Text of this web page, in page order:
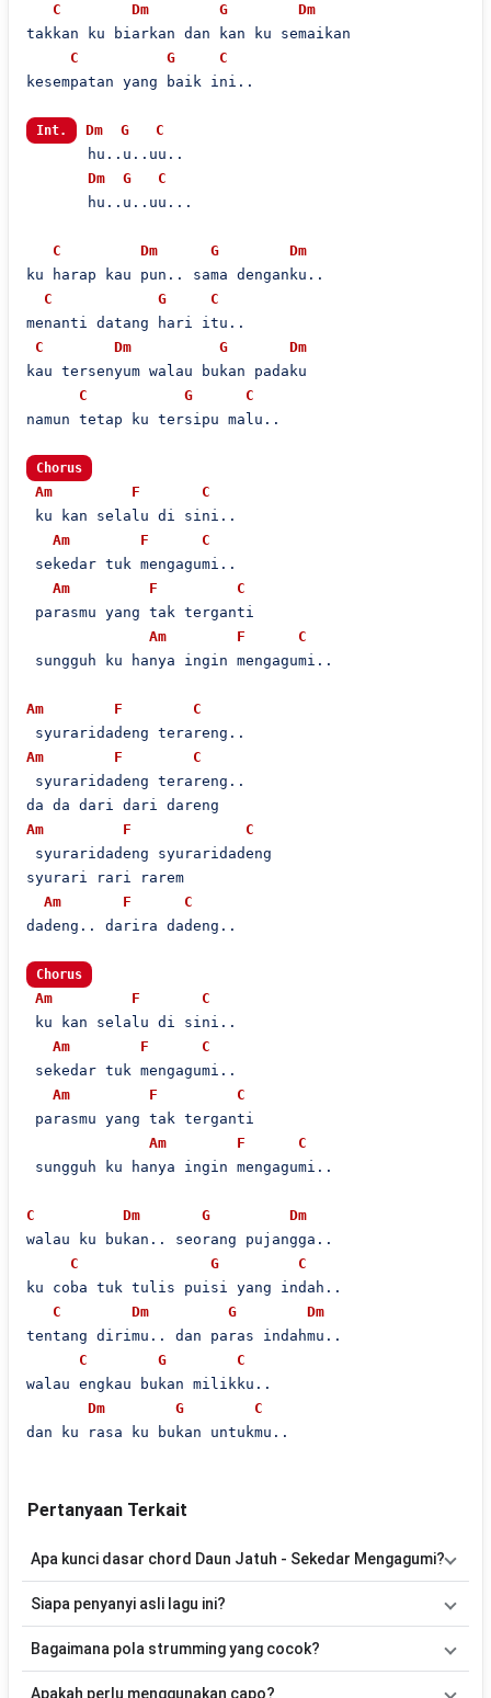
C
Dm G
Dm
takkan ku biarkan dan kan ku semaikan
C
G
C
kesempatan yang baik ini..
Int. Dm G
C
       hu..u..uu..
Dm
G
C
       hu..u..uu...
C Dm G
Dm
ku harap kau pun.. sama denganku..
C
G
C
menanti datang hari itu..
C
Dm G
Dm
kau tersenyum walau bukan padaku
C
G
C
namun tetap ku tersipu malu..
Chorus
Am F
C
ku kan selalu di sini..
Am
F
C
sekedar tuk mengagumi..
Am
F
C
parasmu yang tak terganti
Am
F
C
sungguh ku hanya ingin mengagumi..
Am F
C
Am
F
C
syuraridadeng terareng..
Am
F
C
syuraridadeng syuraridadeng
syurari rari rarem
Am
F
C
dadeng.. darira dadeng..
Chorus
Am F
C
ku kan selalu di sini..
Am
F
C
sekedar tuk mengagumi..
Am
F
C
parasmu yang tak terganti
Am
F
C
sungguh ku hanya ingin mengagumi..
C Dm G
Dm
walau ku bukan.. seorang pujangga..
C
G
C
ku coba tuk tulis puisi yang indah..
C
Dm G
Dm
tentang dirimu.. dan paras indahmu..
C
G
C
walau engkau bukan milikku..
Dm
G
C
dan ku rasa ku bukan untukmu..
Pertanyaan Terkait
Apa kunci dasar chord Daun Jatuh - Sekedar Mengagumi?
C, Am, F. Versi chord ini telah disederhanakan sehingga lebih
memainkan lagu ini.
Siapa penyanyi asli lagu ini?
Daun Jatuh . Pada halaman ini tersedia versi chord gitar yang lebih
Bagaimana pola strumming yang cocok?
Apakah perlu menggunakan capo?